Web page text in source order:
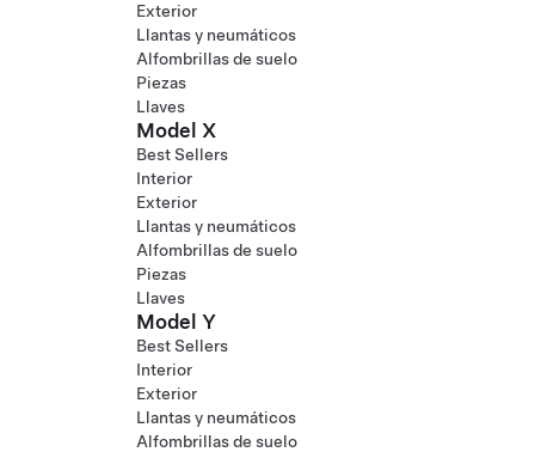
Exterior
Llantas y neumáticos
Alfombrillas de suelo
Piezas
Llaves
Model X
Best Sellers
Interior
Exterior
Llantas y neumáticos
Alfombrillas de suelo
Piezas
Llaves
Model Y
Best Sellers
Interior
Exterior
Llantas y neumáticos
Alfombrillas de suelo